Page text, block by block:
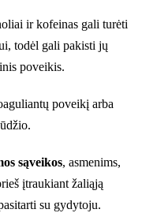
ir kofeinas gali turėti
todėl gali pakisti jų
poveikis.
poveikį arba
sąveikos, asmenims,
įtraukiant žaliąją
su gydytoju.